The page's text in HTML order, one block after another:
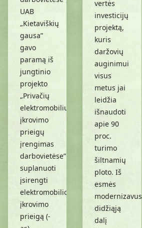
UAB
„Kietaviškių
gausa”
gavo
paramą iš
jungtinio
projekto
„Privačių
elektromobilių
įkrovimo
prieigų
įrengimas
darbovietėse”
suplanuoti
įsirengti
elektromobilio
įkrovimo
prieigą (-
vertės
investicijų
projektą,
kuris
daržovių
auginimui
visus
metus jai
leidžia
išnaudoti
apie 90
proc.
turimo
šiltnamių
ploto. Iš
esmės
modernizavusi
didžiąją
dalį